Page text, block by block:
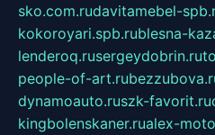
sko.com.rudavitamebel-
kokoroyari.spb.rublesna-
lenderoq.rusergeydobrin.ru
people-of-art.ru
dynamoauto.ruszk-favorit.ru
kingbolenskaner.rualex-